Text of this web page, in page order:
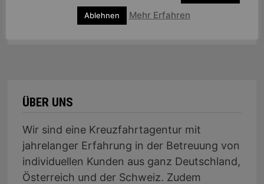
ÜBER UNS
Wir sind eine Kreuzfahrtagentur mit
jahrelanger Erfahrung in der Betreuung von
individuellen Kunden aus ganz Deutschland,
Österreich und der Schweiz. Zudem
Ablehnen Mehr Erfahren